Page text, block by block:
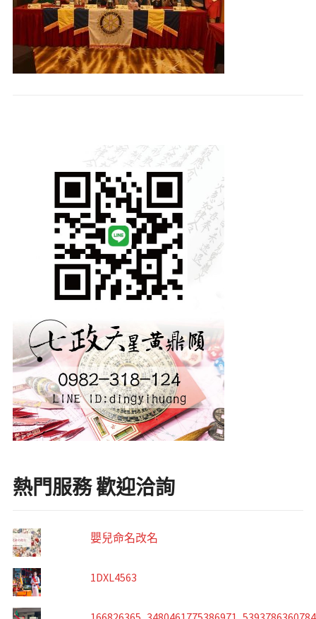
熱門服務 歡迎洽詢
嬰兒命名改名
1DXL4563